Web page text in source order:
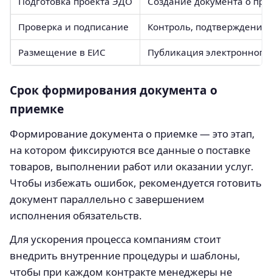
Проверка и подписание Контроль, подтверждение
Размещение в ЕИС Публикация электронного
Срок формирования документа о
приемке
Формирование документа о приемке — это этап,
на котором фиксируются все данные о поставке
товаров, выполнении работ или оказании услуг.
Чтобы избежать ошибок, рекомендуется готовить
документ параллельно с завершением
исполнения обязательств.
Для ускорения процесса компаниям стоит
внедрить внутренние процедуры и шаблоны,
чтобы при каждом контракте менеджеры не